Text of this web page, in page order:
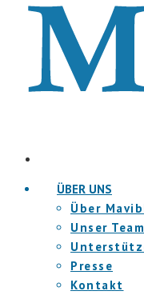
ÜBER UNS
Über
Unser Team
Presse
Kontakt